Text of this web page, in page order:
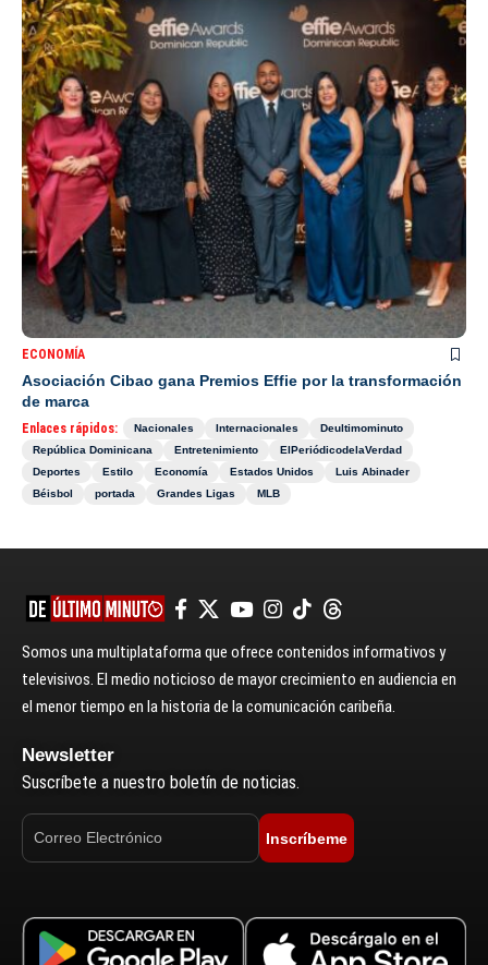
ECONOMÍA
Asociación Cibao gana Premios Effie por la transformación
de marca
Enlaces rápidos: Nacionales Internacionales
Deultimominuto
República Dominicana
Entretenimiento
ElPeriódicodelaVerdad
Deportes
Estilo Economía Estados Unidos
Luis Abinader
Béisbol
portada Grandes Ligas MLB
Somos una multiplataforma que ofrece contenidos informativos y
televisivos. El medio noticioso de mayor crecimiento en audiencia en
el menor tiempo en la historia de la comunicación caribeña.
Newsletter
Suscríbete a nuestro boletín de noticias.
Inscríbeme